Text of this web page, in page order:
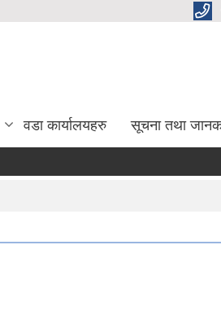
वडा कार्यालयहरु सूचना तथा